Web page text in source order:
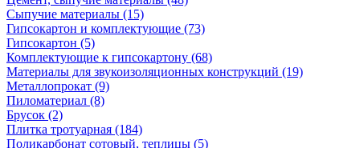
Сыпучие материалы (15)
Гипсокартон и комплектующие (73)
Гипсокартон (5)
Комплектующие к гипсокартону (68)
Материалы для звукоизоляционных конструкций (19)
Металлопрокат (9)
Пиломатериал (8)
Брусок (2)
Плитка тротуарная (184)
Поликарбонат сотовый, теплицы (5)